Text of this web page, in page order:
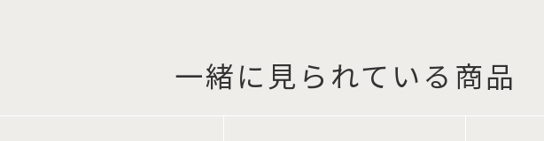
一緒に見られている商品